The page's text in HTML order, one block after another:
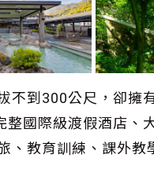
不到300公尺，卻擁
國際級渡假酒店、
、教育訓練、課外